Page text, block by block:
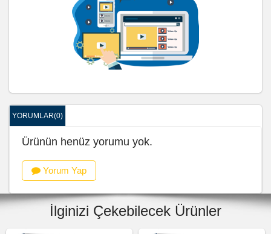
YORUMLAR(0)
Ürünün henüz yorumu yok.
Yorum Yap
İlginizi Çekebilecek Ürünler